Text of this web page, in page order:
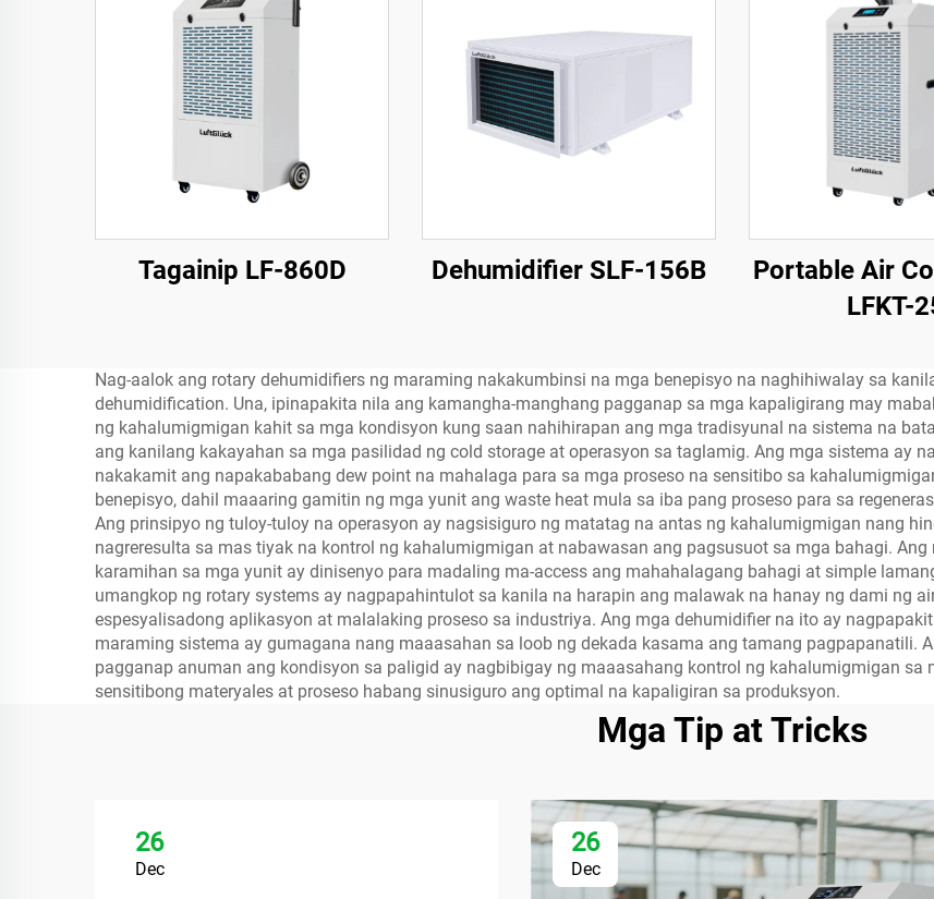
Tagainip LF-860D Dehumidifier SLF-156B
Portable Air
LFKT-
Nag-aalok ang rotary dehumidifiers ng maraming nakakumbinsi na mga benepisyo na naghihiwalay sa
dehumidification. Una, ipinapakita nila ang kamangha-manghang pagganap sa mga kapaligirang may
ng kahalumigmigan kahit sa mga kondisyon kung saan nahihirapan ang mga tradisyunal na sistema na
ang kanilang kakayahan sa mga pasilidad ng cold storage at operasyon sa taglamig. Ang mga sistema ay
nakakamit ang napakababang dew point na mahalaga para sa mga proseso na sensitibo sa
benepisyo, dahil maaaring gamitin ng mga yunit ang waste heat mula sa iba pang proseso para sa
Ang prinsipyo ng tuloy-tuloy na operasyon ay nagsisiguro ng matatag na antas ng kahalumigmigan nang
nagreresulta sa mas tiyak na kontrol ng kahalumigmigan at nabawasan ang pagsusuot sa mga bahagi.
karamihan sa mga yunit ay dinisenyo para madaling ma-access ang mahahalagang bahagi at simple
umangkop ng rotary systems ay nagpapahintulot sa kanila na harapin ang malawak na hanay ng dami ng
espesyalisadong aplikasyon at malalaking proseso sa industriya. Ang mga dehumidifier na ito ay
maraming sistema ay gumagana nang maaasahan sa loob ng dekada kasama ang tamang pagpapanatili.
pagganap anuman ang kondisyon sa paligid ay nagbibigay ng maaasahang kontrol ng kahalumigmigan sa
sensitibong materyales at proseso habang sinusiguro ang optimal na kapaligiran sa produksyon.
Mga Tip at Tricks
26
Dec
26
Dec